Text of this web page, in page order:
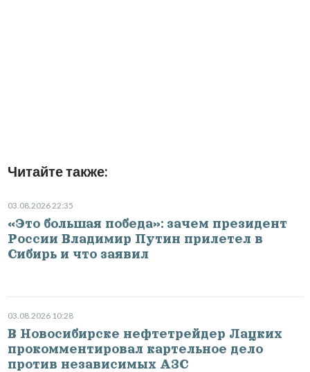
Читайте также:
03.08.2026 22:35
«Это большая победа»: зачем президент
России Владимир Путин прилетел в
Сибирь и что заявил
03.08.2026 10:28
В Новосибирске нефтетрейдер Лацких
прокомментировал картельное дело
против независимых АЗС